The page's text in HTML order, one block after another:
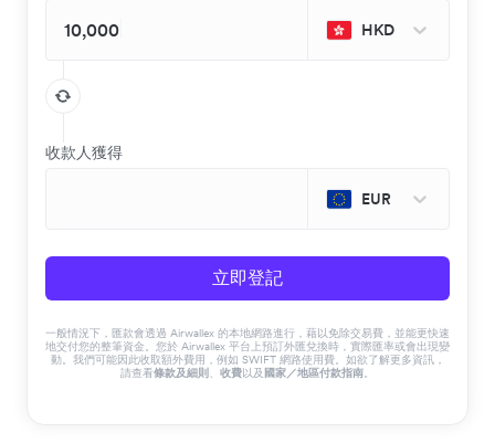
HKD
收款人獲得
EUR
立即登記
一般情況下，匯款會透過 Airwallex 的本地網路進行，藉以免除交易費，並能更快速
地交付您的整筆資金。您於 Airwallex 平台上預訂外匯兌換時，實際匯率或會出現變
動。我們可能因此收取額外費用，例如 SWIFT 網路使用費。如欲了解更多資訊，
請查看條款及細則 、 收費以及 國家／地區付款指南。